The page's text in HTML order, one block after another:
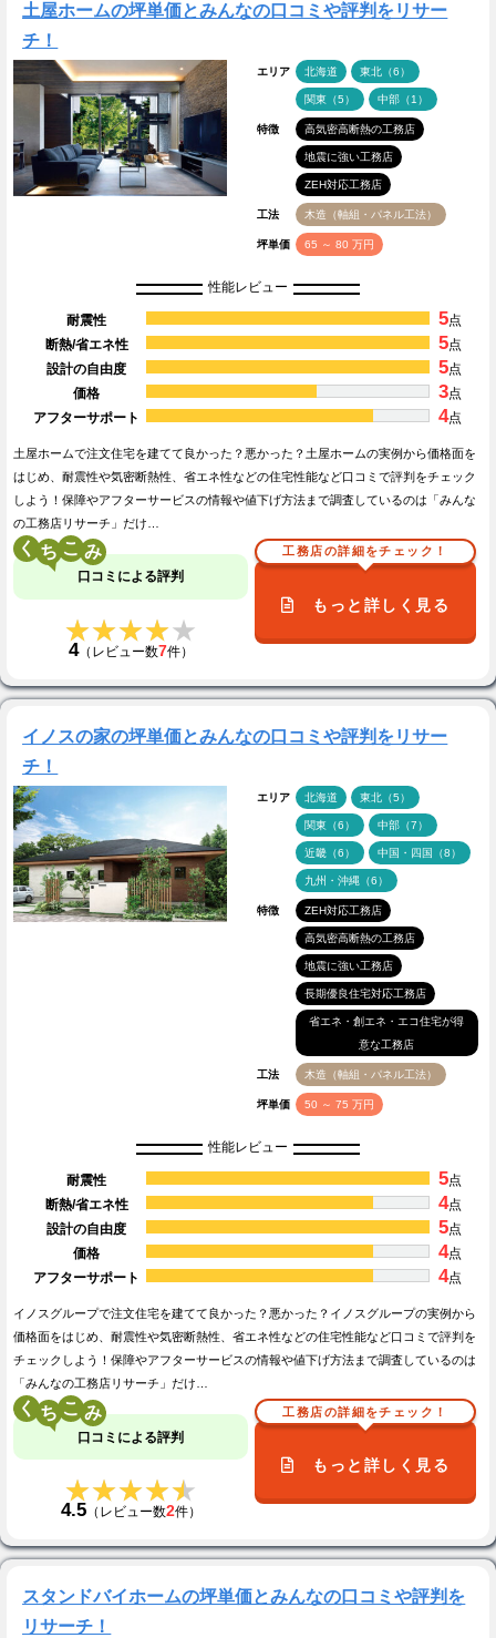
土屋ホームの坪単価とみんなの口コミや評判をリサー
チ！
エリア 北海道 東北（6）
関東（5） 中部（1）
特徴 高気密高断熱の工務店
地震に強い工務店
ZEH対応工務店
工法 木造（軸組・パネル工法）
坪単価 65 ～ 80 万円
性能レビュー
耐震性 5点
断熱/省エネ性
5点
設計の自由度
5点
価格
3点
アフターサポート
4点
土屋ホームで注文住宅を建てて良かった？悪かった？土屋ホームの実例から価格面を
はじめ、耐震性や気密断熱性、省エネ性などの住宅性能など口コミで評判をチェック
しよう！保障やアフターサービスの情報や値下げ方法まで調査しているのは「みんな
の工務店リサーチ」だけ…
く こ
口コミによる評判
★★★★★
★★★★★
4（レビュー数7件）
工務店の詳細をチェック！
もっと詳しく見る
イノスの家の坪単価とみんなの口コミや評判をリサー
チ！
エリア 北海道 東北（5）
関東（6） 中部（7）
近畿（6） 中国・四国（8）
九州・沖縄（6）
特徴 ZEH対応工務店
高気密高断熱の工務店
地震に強い工務店
長期優良住宅対応工務店
省エネ・創エネ・エコ住宅が得
意な工務店
工法 木造（軸組・パネル工法）
坪単価 50 ～ 75 万円
性能レビュー
耐震性 5点
断熱/省エネ性
4点
設計の自由度
5点
価格
4点
アフターサポート
4点
イノスグループで注文住宅を建てて良かった？悪かった？イノスグループの実例から
価格面をはじめ、耐震性や気密断熱性、省エネ性などの住宅性能など口コミで評判を
チェックしよう！保障やアフターサービスの情報や値下げ方法まで調査しているのは
「みんなの工務店リサーチ」だけ…
く こ
口コミによる評判
★★★★★
★★★★★
4.5（レビュー数2件）
工務店の詳細をチェック！
もっと詳しく見る
スタンドバイホームの坪単価とみんなの口コミや評判を
リサーチ！